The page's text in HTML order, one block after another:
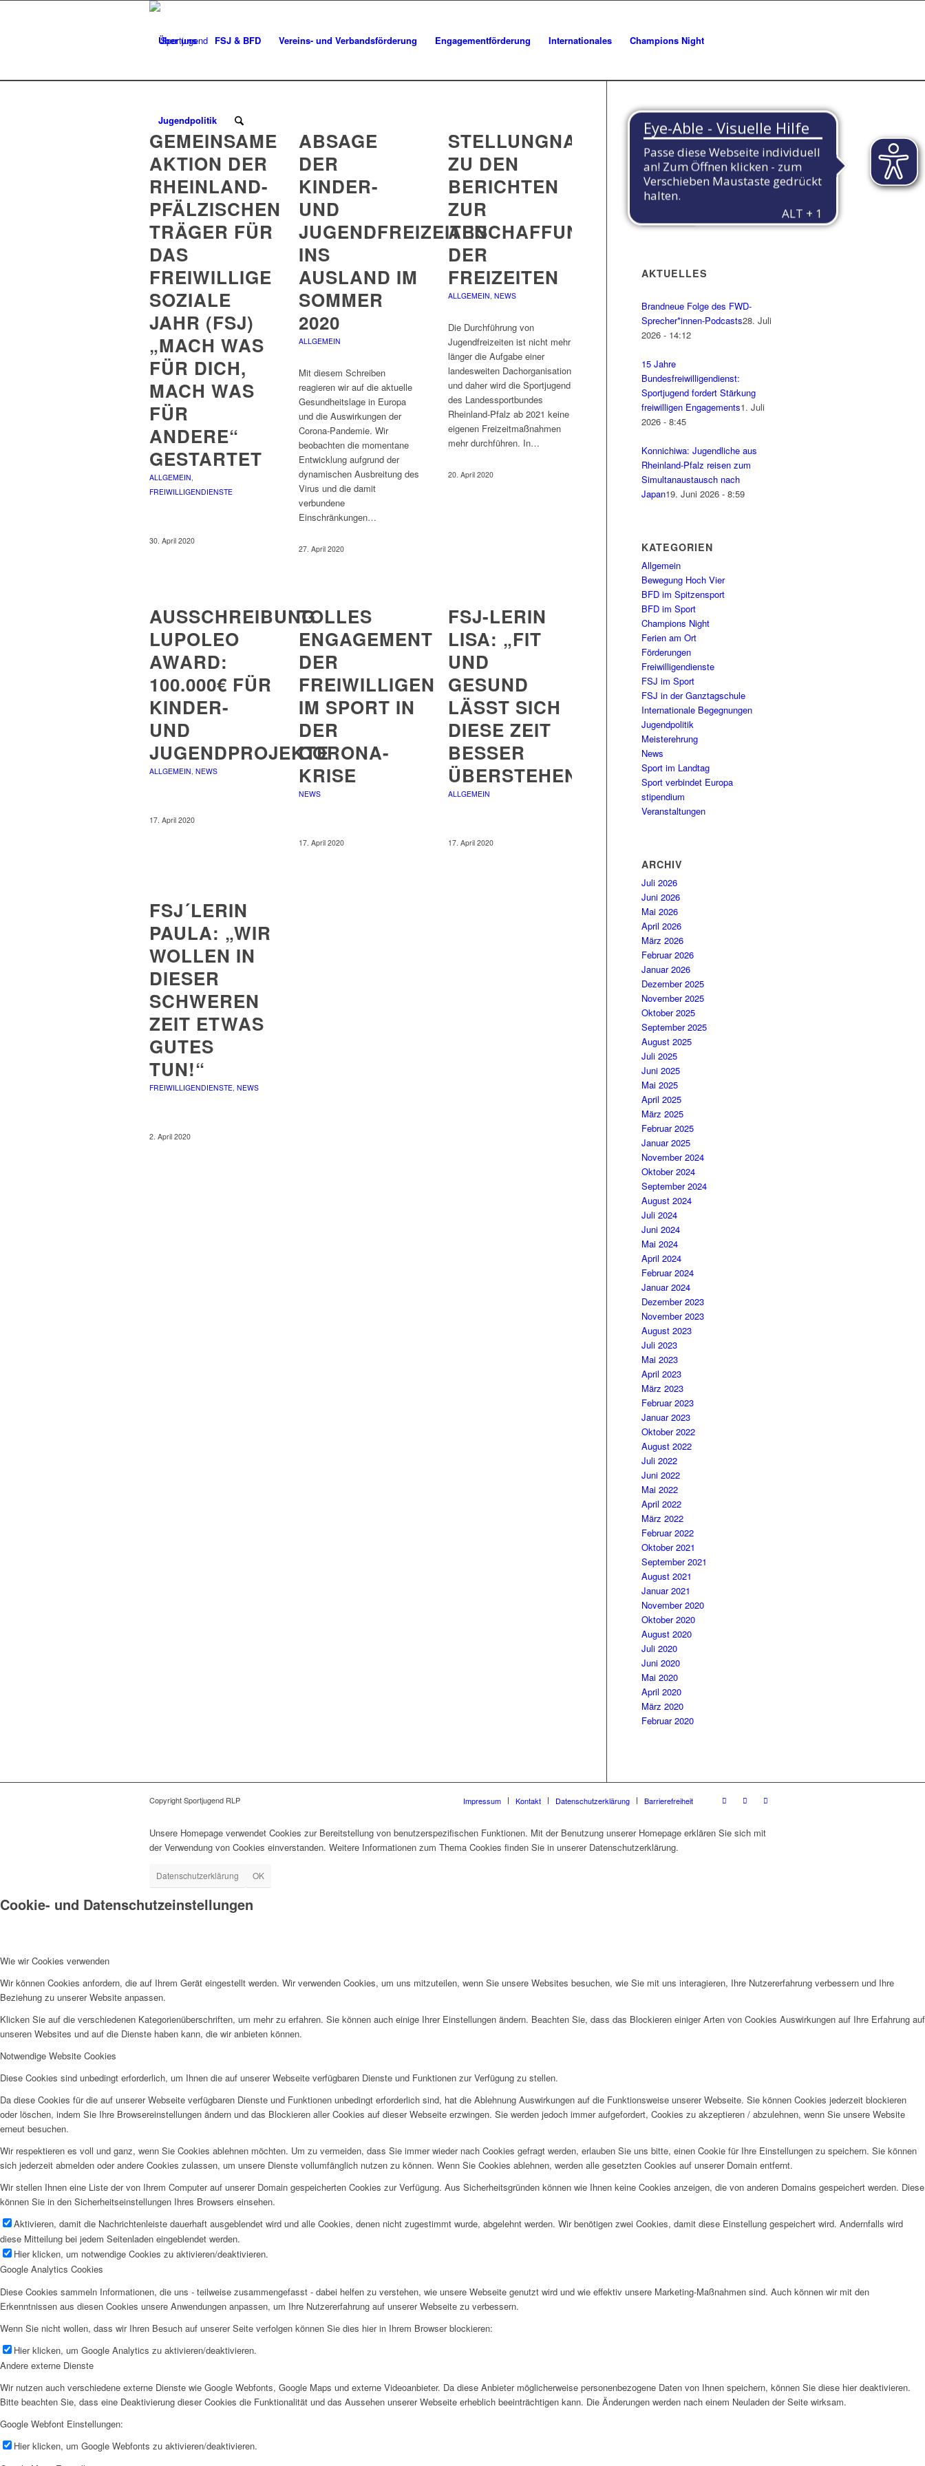
Über uns FSJ & BFD Vereins- und Verbandsförderung Engagementförderung Internationales Champions Night
Jugendpolitik
GEMEINSAME
AKTION DER
RHEINLAND-
PFÄLZISCHEN
TRÄGER FÜR
DAS
FREIWILLIGE
SOZIALE
JAHR (FSJ)
„MACH WAS
FÜR DICH,
MACH WAS
FÜR
ANDERE“
GESTARTET
ALLGEMEIN,
FREIWILLIGENDIENSTE
30. April 2020
ABSAGE
DER
KINDER-
UND
JUGENDFREIZEITEN
INS
AUSLAND IM
SOMMER
2020
ALLGEMEIN
Mit diesem Schreiben
reagieren wir auf die aktuelle
Gesundheitslage in Europa
und die Auswirkungen der
Corona-Pandemie. Wir
beobachten die momentane
Entwicklung aufgrund der
dynamischen Ausbreitung des
Virus und die damit
verbundene
Einschränkungen…
27. April 2020
STELLUNGNAHME
ZU DEN
BERICHTEN
ZUR
ABSCHAFFUNG
DER
FREIZEITEN
ALLGEMEIN,NEWS
Die Durchführung von
Jugendfreizeiten ist nicht mehr
länger die Aufgabe einer
landesweiten Dachorganisation
und daher wird die Sportjugend
des Landessportbundes
Rheinland-Pfalz ab 2021 keine
eigenen Freizeitmaßnahmen
mehr durchführen. In…
20. April 2020
AUSSCHREIBUNG
LUPOLEO
AWARD:
100.000€ FÜR
KINDER-
UND
JUGENDPROJEKTE
ALLGEMEIN, NEWS
17. April 2020
TOLLES
ENGAGEMENT
DER
FREIWILLIGEN
IM SPORT IN
DER
CORONA-
KRISE
NEWS
17. April 2020
FSJ-LERIN
LISA: „FIT
UND
GESUND
LÄSST SICH
DIESE ZEIT
BESSER
ÜBERSTEHEN!“
ALLGEMEIN
17. April 2020
FSJ´LERIN
PAULA: „WIR
WOLLEN IN
DIESER
SCHWEREN
ZEIT ETWAS
GUTES
TUN!“
FREIWILLIGENDIENSTE, NEWS
2. April 2020
AKTUELLES
Brandneue Folge des FWD-
Sprecher*innen-Podcasts28. Juli
2026 - 14:12
15 Jahre
Bundesfreiwilligendienst:
Sportjugend fordert Stärkung
freiwilligen Engagements1. Juli
2026 - 8:45
Konnichiwa: Jugendliche aus
Rheinland-Pfalz reisen zum
Simultanaustausch nach
Japan19. Juni 2026 - 8:59
KATEGORIEN
Allgemein
Bewegung Hoch Vier
BFD im Spitzensport
BFD im Sport
Champions Night
Ferien am Ort
Förderungen
Freiwilligendienste
FSJ im Sport
FSJ in der Ganztagschule
Internationale Begegnungen
Jugendpolitik
Meisterehrung
News
Sport im Landtag
Sport verbindet Europa
stipendium
Veranstaltungen
ARCHIV
Juli 2026
Juni 2026
Mai 2026
April 2026
März 2026
Februar 2026
Januar 2026
Dezember 2025
November 2025
Oktober 2025
September 2025
August 2025
Juli 2025
Juni 2025
Mai 2025
April 2025
März 2025
Februar 2025
Januar 2025
November 2024
Oktober 2024
September 2024
August 2024
Juli 2024
Juni 2024
Mai 2024
April 2024
Februar 2024
Januar 2024
Dezember 2023
November 2023
August 2023
Juli 2023
Mai 2023
April 2023
März 2023
Februar 2023
Januar 2023
Oktober 2022
August 2022
Juli 2022
Juni 2022
Mai 2022
April 2022
März 2022
Februar 2022
Oktober 2021
September 2021
August 2021
Januar 2021
November 2020
Oktober 2020
August 2020
Juli 2020
Juni 2020
Mai 2020
April 2020
März 2020
Februar 2020
Copyright Sportjugend RLP Impressum Kontakt Datenschutzerklärung Barrierefreiheit
Unsere Homepage verwendet Cookies zur Bereitstellung von benutzerspezifischen Funktionen. Mit der Benutzung unserer Homepage erklären Sie sich mit
der Verwendung von Cookies einverstanden. Weitere Informationen zum Thema Cookies finden Sie in unserer Datenschutzerklärung.
Datenschutzerklärung OK
Cookie- und Datenschutzeinstellungen
Wie wir Cookies verwenden
Wir können Cookies anfordern, die auf Ihrem Gerät eingestellt werden. Wir verwenden Cookies, um uns mitzuteilen, wenn Sie unsere Websites besuchen, wie Sie mit uns interagieren, Ihre Nutzererfahrung verbessern und Ihre
Beziehung zu unserer Website anpassen.
Klicken Sie auf die verschiedenen Kategorienüberschriften, um mehr zu erfahren. Sie können auch einige Ihrer Einstellungen ändern. Beachten Sie, dass das Blockieren einiger Arten von Cookies Auswirkungen auf Ihre Erfahrung auf
unseren Websites und auf die Dienste haben kann, die wir anbieten können.
Notwendige Website Cookies
Diese Cookies sind unbedingt erforderlich, um Ihnen die auf unserer Webseite verfügbaren Dienste und Funktionen zur Verfügung zu stellen.
Da diese Cookies für die auf unserer Webseite verfügbaren Dienste und Funktionen unbedingt erforderlich sind, hat die Ablehnung Auswirkungen auf die Funktionsweise unserer Webseite. Sie können Cookies jederzeit blockieren
oder löschen, indem Sie Ihre Browsereinstellungen ändern und das Blockieren aller Cookies auf dieser Webseite erzwingen. Sie werden jedoch immer aufgefordert, Cookies zu akzeptieren / abzulehnen, wenn Sie unsere Website
erneut besuchen.
Wir respektieren es voll und ganz, wenn Sie Cookies ablehnen möchten. Um zu vermeiden, dass Sie immer wieder nach Cookies gefragt werden, erlauben Sie uns bitte, einen Cookie für Ihre Einstellungen zu speichern. Sie können
sich jederzeit abmelden oder andere Cookies zulassen, um unsere Dienste vollumfänglich nutzen zu können. Wenn Sie Cookies ablehnen, werden alle gesetzten Cookies auf unserer Domain entfernt.
Wir stellen Ihnen eine Liste der von Ihrem Computer auf unserer Domain gespeicherten Cookies zur Verfügung. Aus Sicherheitsgründen können wie Ihnen keine Cookies anzeigen, die von anderen Domains gespeichert werden. Diese
können Sie in den Sicherheitseinstellungen Ihres Browsers einsehen.
Aktivieren, damit die Nachrichtenleiste dauerhaft ausgeblendet wird und alle Cookies, denen nicht zugestimmt wurde, abgelehnt werden. Wir benötigen zwei Cookies, damit diese Einstellung gespeichert wird. Andernfalls wird
diese Mitteilung bei jedem Seitenladen eingeblendet werden.
Hier klicken, um notwendige Cookies zu aktivieren/deaktivieren.
Google Analytics Cookies
Diese Cookies sammeln Informationen, die uns - teilweise zusammengefasst - dabei helfen zu verstehen, wie unsere Webseite genutzt wird und wie effektiv unsere Marketing-Maßnahmen sind. Auch können wir mit den
Erkenntnissen aus diesen Cookies unsere Anwendungen anpassen, um Ihre Nutzererfahrung auf unserer Webseite zu verbessern.
Wenn Sie nicht wollen, dass wir Ihren Besuch auf unserer Seite verfolgen können Sie dies hier in Ihrem Browser blockieren:
Hier klicken, um Google Analytics zu aktivieren/deaktivieren.
Andere externe Dienste
Wir nutzen auch verschiedene externe Dienste wie Google Webfonts, Google Maps und externe Videoanbieter. Da diese Anbieter möglicherweise personenbezogene Daten von Ihnen speichern, können Sie diese hier deaktivieren.
Bitte beachten Sie, dass eine Deaktivierung dieser Cookies die Funktionalität und das Aussehen unserer Webseite erheblich beeinträchtigen kann. Die Änderungen werden nach einem Neuladen der Seite wirksam.
Google Webfont Einstellungen:
Hier klicken, um Google Webfonts zu aktivieren/deaktivieren.